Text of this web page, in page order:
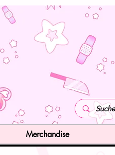
Merchandise